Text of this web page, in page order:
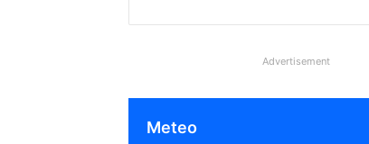
Advertisement
Meteo